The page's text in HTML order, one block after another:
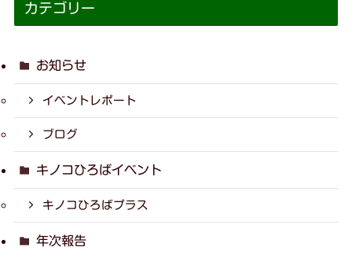
カテゴリー
お知らせ
イベントレポート
ブログ
キノコひろばイベント
キノコひろばプラス
年次報告